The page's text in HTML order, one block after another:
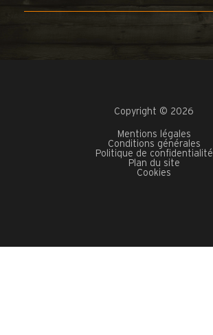
Copyright © 2026
Mentions légales
Conditions générales
Politique de confidentialité
Plan du site
Cookies